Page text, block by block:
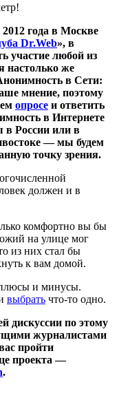
года в Москве
Dr.Web», в
участие любой из
настолько же
в Сети:
мнение, поэтому
опросе и ответить
в Интернете
в России или в
— мы будем
точку зрения.
должен и в
комфортно вы бы
на улице мог
из них стал бы
к вам домой.
плюсы и минусы.
выбрать что-то одно.
дискуссии по этому
журналистами
пройти
проекта —
.